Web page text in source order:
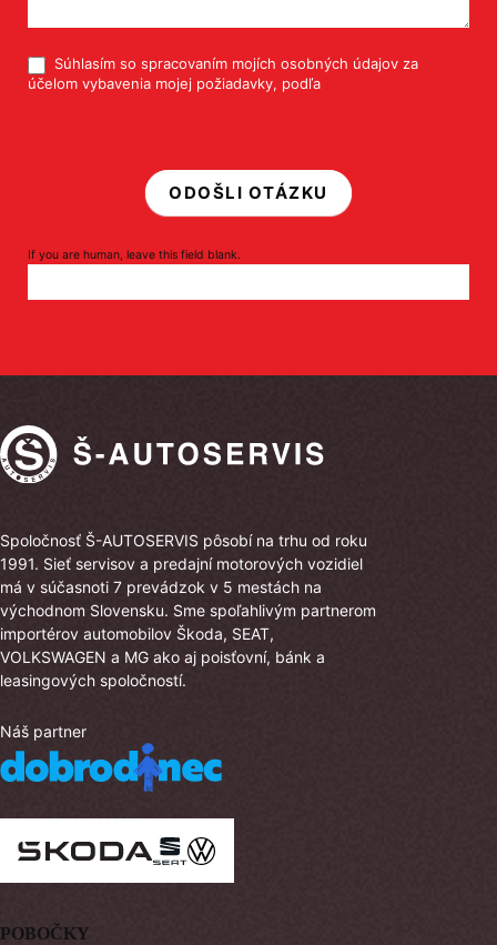
Súhlasím so spracovaním mojích osobných údajov za
účelom vybavenia mojej požiadavky, podľa
ODOŠLI OTÁZKU
If you are human, leave this field blank.
Spoločnosť Š-AUTOSERVIS pôsobí na trhu od roku
1991. Sieť servisov a predajní motorových vozidiel
má v súčasnoti 7 prevádzok v 5 mestách na
východnom Slovensku. Sme spoľahlivým partnerom
importérov automobilov Škoda, SEAT,
VOLKSWAGEN a MG ako aj poisťovní, bánk a
leasingových spoločností.
Náš partner
POBOČKY